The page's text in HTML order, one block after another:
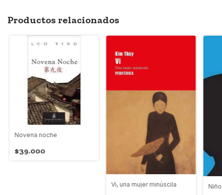
Productos relacionados
Novena noche
$39.000
Vi, una mujer minúscila Niño